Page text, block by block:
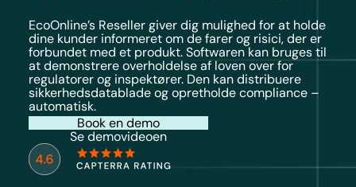
EcoOnline’s Reseller giver dig mulighed for at holde
dine kunder informeret om de farer og risici, der er
forbundet med et produkt. Softwaren kan bruges til
at demonstrere overholdelse af loven over for
regulatorer og inspektører. Den kan distribuere
sikkerhedsdatablade og opretholde compliance –
automatisk.
Book en demo
Se demovideoen